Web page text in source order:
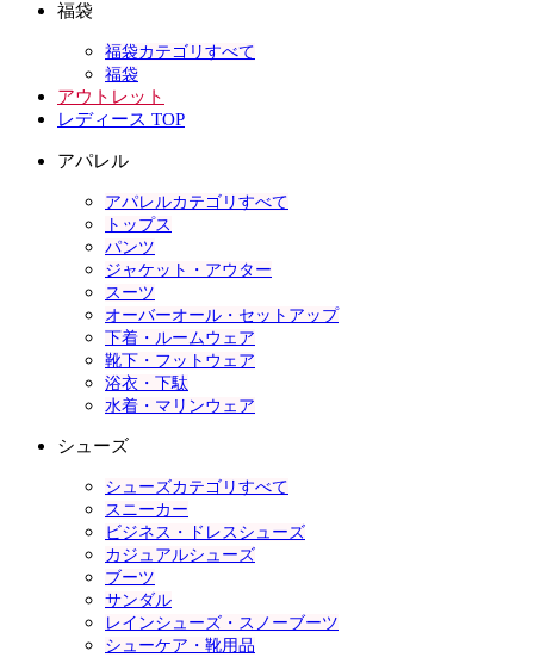
福袋
福袋カテゴリすべて
福袋
アウトレット
レディース TOP
アパレル
アパレルカテゴリすべて
トップス
パンツ
ジャケット・アウター
スーツ
オーバーオール・セットアップ
下着・ルームウェア
靴下・フットウェア
浴衣・下駄
水着・マリンウェア
シューズ
シューズカテゴリすべて
スニーカー
ビジネス・ドレスシューズ
カジュアルシューズ
ブーツ
サンダル
レインシューズ・スノーブーツ
シューケア・靴用品